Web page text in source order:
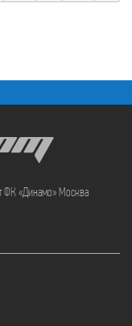
ФК «Динамо» Москва